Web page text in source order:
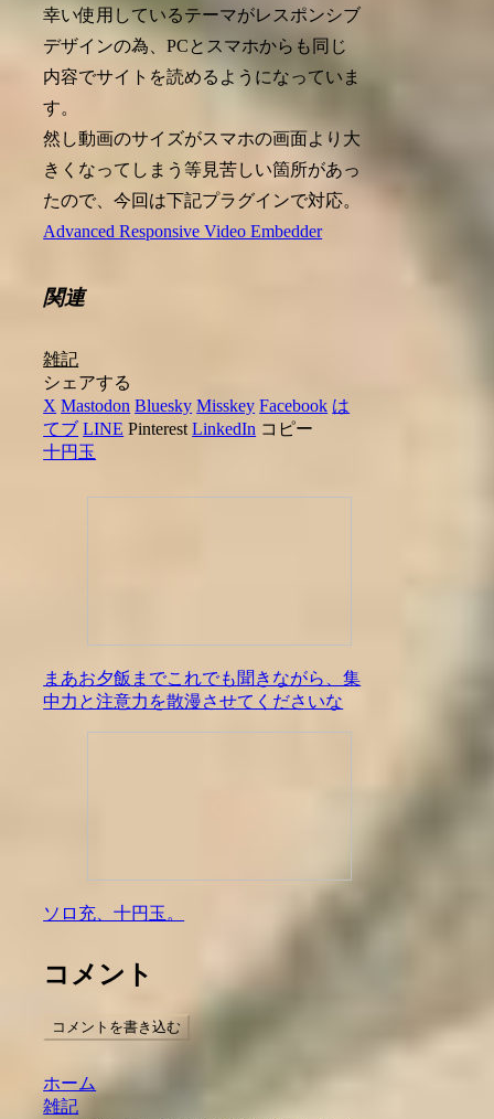
幸い使用しているテーマがレスポンシブ
デザインの為、PCとスマホからも同じ
内容でサイトを読めるようになっていま
す。
然し動画のサイズがスマホの画面より大
きくなってしまう等見苦しい箇所があっ
たので、今回は下記プラグインで対応。
Advanced Responsive Video Embedder
関連
雑記
シェアする
X Mastodon Bluesky Misskey Facebook は
てブ LINE Pinterest LinkedIn コピー
十円玉
まあお夕飯までこれでも聞きながら、集
中力と注意力を散漫させてくださいな
ソロ充、十円玉。
コメント
コメントを書き込む
ホーム
雑記